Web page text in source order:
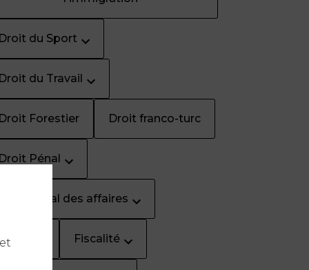
Droit du Sport
Droit du Travail
Droit Forestier Droit franco-turc
Droit Pénal
Droit pénal des affaires
Dubaï Fiscalité